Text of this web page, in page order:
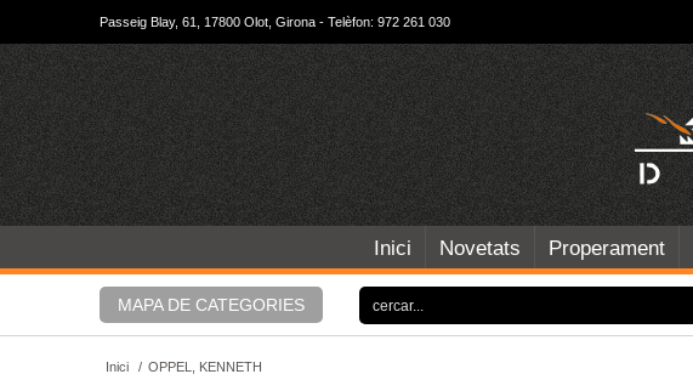
Passeig Blay, 61, 17800 Olot, Girona - Telèfon: 972 261 030
Inici Novetats Properament
MAPA DE CATEGORIES
Inici / OPPEL, KENNETH